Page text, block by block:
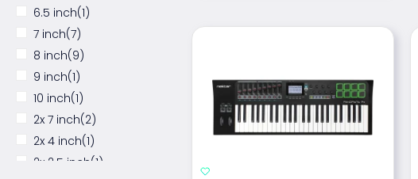
6.5 inch(1)
7 inch(7)
8 inch(9)
9 inch(1)
10 inch(1)
2x 7 inch(2)
2x 4 inch(1)
2x 2.5 inch(1)